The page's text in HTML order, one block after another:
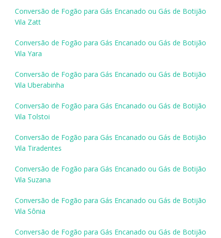
Conversão de Fogão para Gás Encanado ou Gás de Botijão
Vila Zatt
Conversão de Fogão para Gás Encanado ou Gás de Botijão
Vila Yara
Conversão de Fogão para Gás Encanado ou Gás de Botijão
Vila Uberabinha
Conversão de Fogão para Gás Encanado ou Gás de Botijão
Vila Tolstoi
Conversão de Fogão para Gás Encanado ou Gás de Botijão
Vila Tiradentes
Conversão de Fogão para Gás Encanado ou Gás de Botijão
Vila Suzana
Conversão de Fogão para Gás Encanado ou Gás de Botijão
Vila Sônia
Conversão de Fogão para Gás Encanado ou Gás de Botijão